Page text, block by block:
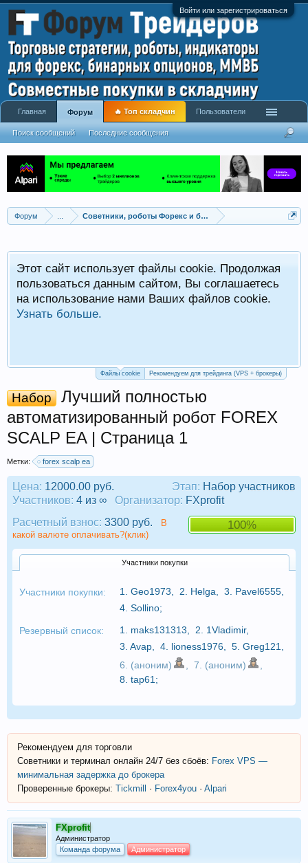
Войти или зарегистрироваться
Форум Советники, роботы Форекс и бинарных опционов
Этот сайт использует файлы cookie. Продолжая
пользоваться данным сайтом, Вы соглашаетесь
на использование нами Ваших файлов cookie.
Узнать больше.
Файлы cookie Рекомендуем для трейдинга (VPS + брокеры)
Набор
Лучший полностью
автоматизированный робот FOREX
SCALP EA | Страница 1
Метки: forex scalp ea
Этап: Набор участников
Цена: 12000.00 руб.
Участников: 4 из ∞ Организатор: FXprofit
100%
Расчетный взнос: 3300 руб.
В
какой валюте оплачивать?(клик)
Участники покупки
Участники покупки: 1. Geo1973 2. Helga 3. Pavel6555
4. Sollino;
Резервный список: 1. maks131313 2. 1Vladimir,
3. Avap 4. lioness1976 5. Greg121
6. (аноним)
7. (аноним)
8. tap61 ;
Рекомендуем для торговли
Советники и терминал онлайн 24/7 без сбоёв: Forex VPS —
минимальная задержка до брокера
Проверенные брокеры: Tickmill · Forex4you · Alpari
FXprofit
Администратор
Команда форума
Администратор
Главная Форум
Поиск сообщений Последние сообщения
🔥 Топ складчин Пользователи